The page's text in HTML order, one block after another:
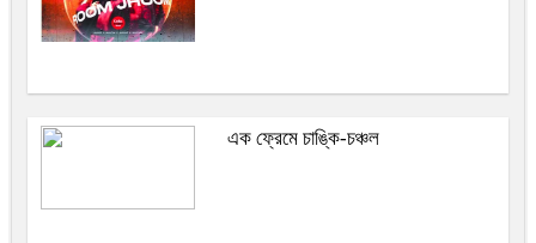
এক ফ্রেমে চাঙ্কি-চঞ্চল